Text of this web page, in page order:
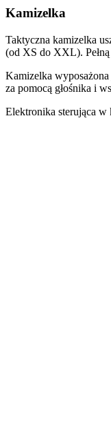
Kamizelka
Taktyczna kamizelka
(od XS do XXL).
Kamizelka
za pomocą głośnika i
Elektronika sterująca